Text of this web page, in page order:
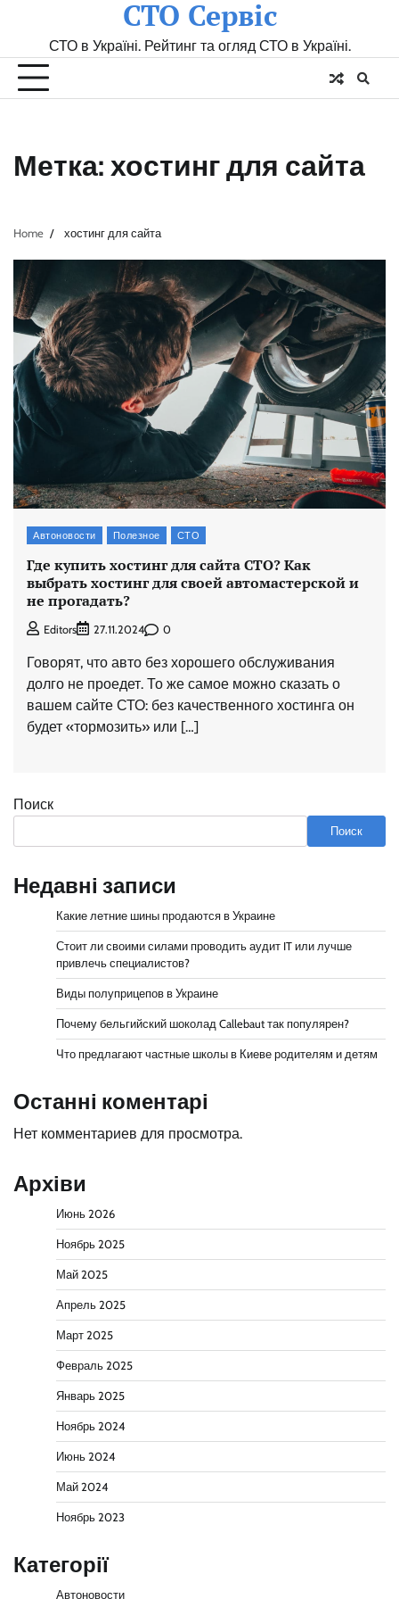
СТО Сервіс
СТО в Україні. Рейтинг та огляд СТО в Україні.
Метка: хостинг для сайта
Home хостинг для сайта
Автоновости Полезное СТО
Где купить хостинг для сайта СТО? Как
выбрать хостинг для своей автомастерской и
не прогадать?
Editors 27.11.2024 0
Говорят, что авто без хорошего обслуживания
долго не проедет. То же самое можно сказать о
вашем сайте СТО: без качественного хостинга он
будет «тормозить» или […]
Поиск
Поиск
Недавні записи
Какие летние шины продаются в Украине
Стоит ли своими силами проводить аудит IT или лучше
привлечь специалистов?
Виды полуприцепов в Украине
Почему бельгийский шоколад Callebaut так популярен?
Что предлагают частные школы в Киеве родителям и детям
Останні коментарі
Нет комментариев для просмотра.
Архіви
Июнь 2026
Ноябрь 2025
Май 2025
Апрель 2025
Март 2025
Февраль 2025
Январь 2025
Ноябрь 2024
Июнь 2024
Май 2024
Ноябрь 2023
Категорії
Автоновости